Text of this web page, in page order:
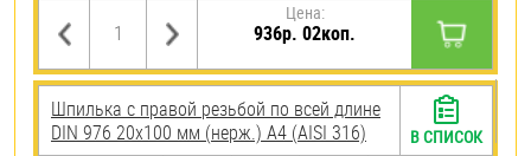
Цена:
936р. 02коп.
Шпилька с правой резьбой по всей длине
DIN 976 20х100 мм (нерж.) A4 (AISI 316)
В СПИСОК